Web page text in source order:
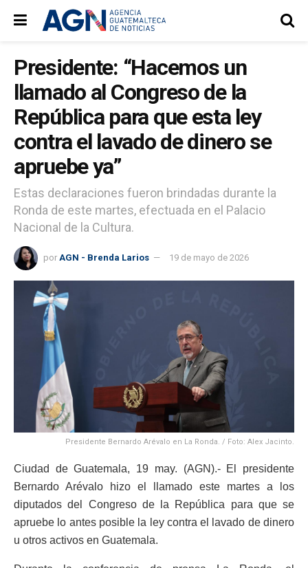
Presidente: “Hacemos un
llamado al Congreso de la
República para que esta ley
contra el lavado de dinero se
apruebe ya”
Estas declaraciones fueron brindadas durante la
Ronda de este martes, efectuada en el Palacio
Nacional de la Cultura.
por AGN - Brenda Larios 19 de mayo de 2026
Presidente Bernardo Arévalo en La Ronda. / Foto: Alex Jacinto.
Ciudad de Guatemala, 19 may. (AGN).- El presidente
Bernardo Arévalo hizo el llamado este martes a los
diputados del Congreso de la República para que se
apruebe lo antes posible la ley contra el lavado de dinero
u otros activos en Guatemala.